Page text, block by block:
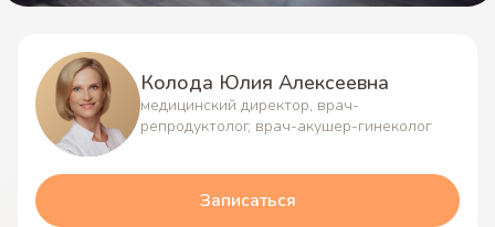
Колода Юлия Алексеевна
медицинский директор, врач-
репродуктолог, врач-акушер-гинеколог
Записаться